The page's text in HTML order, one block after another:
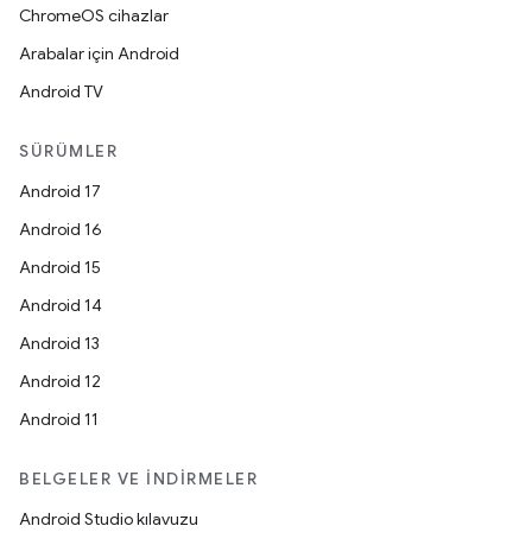
ChromeOS cihazlar
Arabalar için Android
Android TV
SÜRÜMLER
Android 17
Android 16
Android 15
Android 14
Android 13
Android 12
Android 11
BELGELER VE İNDIRMELER
Android Studio kılavuzu